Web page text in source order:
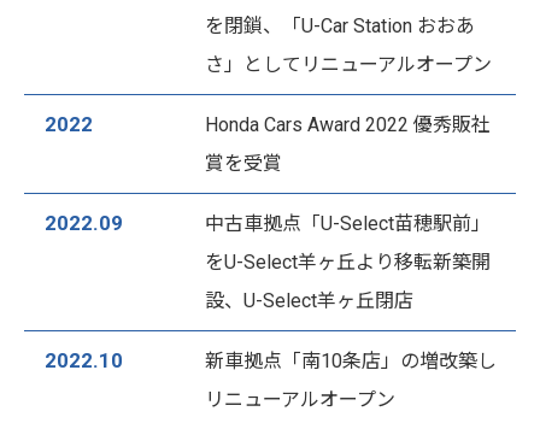
を閉鎖、「U-Car Station おおあ
さ」としてリニューアルオープン
2022
Honda Cars Award 2022 優秀販社
賞を受賞
2022.09
中古車拠点「U-Select苗穂駅前」
をU-Select羊ヶ丘より移転新築開
設、U-Select羊ヶ丘閉店
2022.10
新車拠点「南10条店」の増改築し
リニューアルオープン